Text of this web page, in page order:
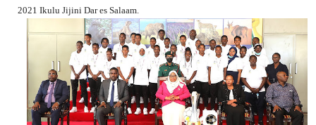
2021 Ikulu Jijini Dar es Salaam.